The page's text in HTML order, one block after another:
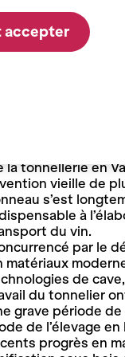
la tonnellerie en
vieille de
s’est
à
du vin.
par le
matériaux
de
du tonnelier
grave période
de l’élevage
progrès en
accepter